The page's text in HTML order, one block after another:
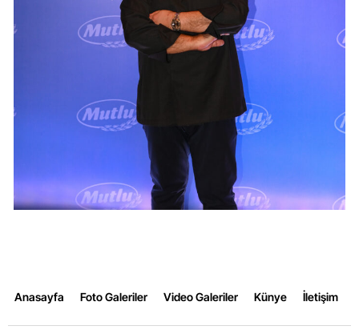
Anasayfa Foto Galeriler Video Galeriler Künye İletişim